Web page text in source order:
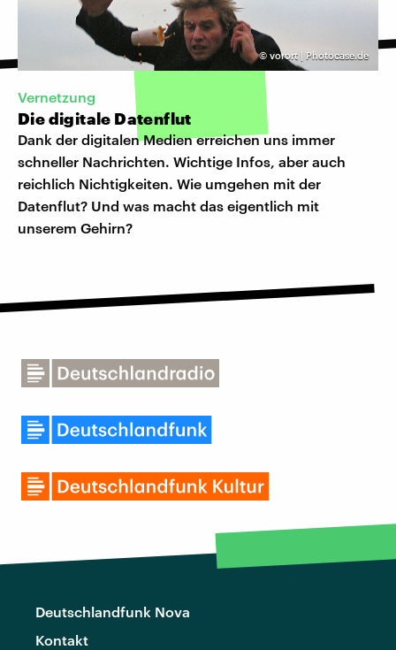
©vorort | Photocase.de
Vernetzung
Die digitale Datenflut
Dank der digitalen Medien erreichen uns immer
schneller Nachrichten. Wichtige Infos, aber auch
reichlich Nichtigkeiten. Wie umgehen mit der
Datenflut? Und was macht das eigentlich mit
unserem Gehirn?
Deutschlandfunk Nova
Kontakt